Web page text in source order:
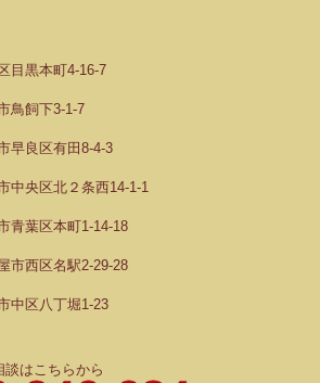
目黒本町4-16-7
鳥飼下3-1-7
早良区有田8-4-3
中央区北２条西14-1-1
青葉区本町1-14-18
市西区名駅2-29-28
中区八丁堀1-23
はこちらから